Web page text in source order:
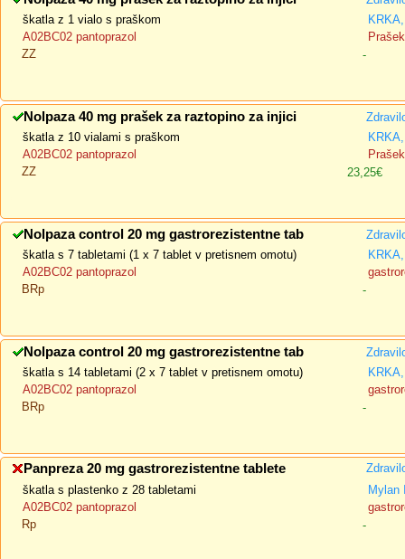
škatla z 1 vialo s praškom
A02BC02 pantoprazol
ZZ
-
Nolpaza 40 mg prašek za raztopino za injici
škatla z 10 vialami s praškom
A02BC02 pantoprazol
ZZ
23,25€
Nolpaza control 20 mg gastrorezistentne tab
škatla s 7 tabletami (1 x 7 tablet v pretisnem omotu)
A02BC02 pantoprazol
BRp
-
Nolpaza control 20 mg gastrorezistentne tab
škatla s 14 tabletami (2 x 7 tablet v pretisnem omotu)
A02BC02 pantoprazol
BRp
-
Panpreza 20 mg gastrorezistentne tablete
škatla s plastenko z 28 tabletami
Mylan
A02BC02 pantoprazol
Rp
-